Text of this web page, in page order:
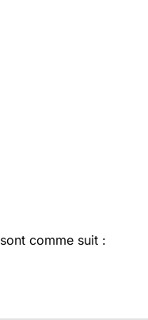
sont comme suit :